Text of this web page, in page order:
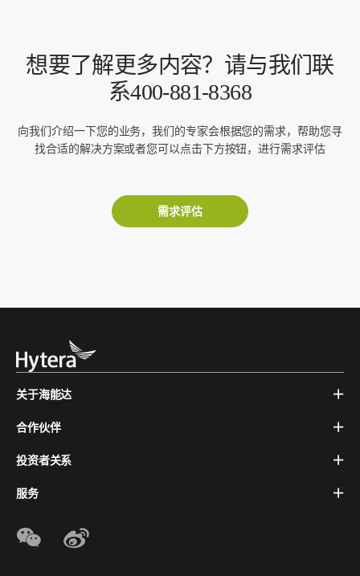
想要了解更多内容？请与我们联
系400-881-8368
向我们介绍一下您的业务，我们的专家会根据您的需求，帮助您寻
找合适的解决方案或者您可以点击下方按钮，进行需求评估
需求评估
关于海能达
合作伙伴
投资者关系
服务